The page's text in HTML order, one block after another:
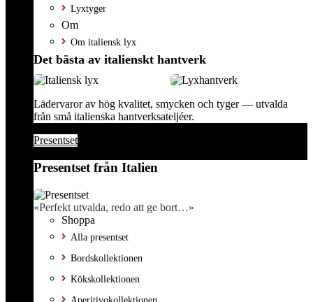
Lyxtyger
Om
Om italiensk lyx
Det bästa av italienskt hantverk
Lädervaror av hög kvalitet, smycken och tyger — utvalda
från små italienska hantverksateljéer.
Presentset
Presentset från Italien
«Perfekt utvalda, redo att ge bort…»
Shoppa
Alla presentset
Bordskollektionen
Kökskollektionen